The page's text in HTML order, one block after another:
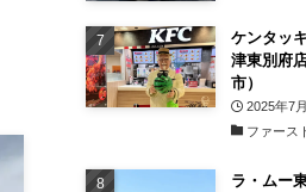
ケンタッ
津東別府
市）
2025年7
ファース
ラ・ムー